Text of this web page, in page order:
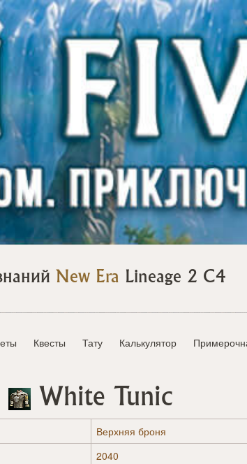
New Era Lineage 2 C4
Квесты Тату Калькулятор
White Tunic
Верхняя броня
2040